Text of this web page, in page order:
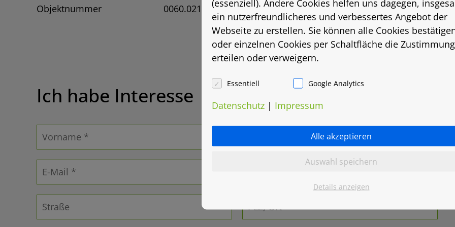
Objektnummer 0060.0213
Ich habe Interesse
(essenziell). Andere Cookies helfen uns dagegen,
ein nutzerfreundlicheres und verbessertes Angebot der
Webseite zu erstellen. Sie können alle Cookies
oder einzelnen Cookies per Schaltfläche die Zustimmung
erteilen oder verweigern.
Essentiell Google Analytics
Datenschutz | Impressum
Alle akzeptieren
Auswahl speichern
Details anzeigen